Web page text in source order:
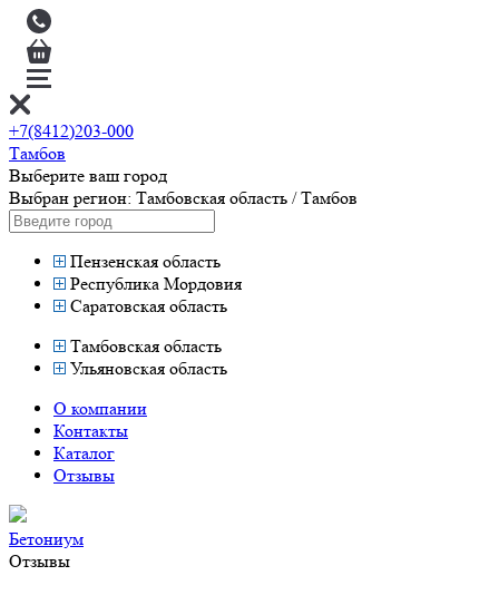
+7(8412)203-000
Тамбов
Выберите ваш город
Выбран регион: Тамбовская область /Тамбов
Пензенская область
Республика Мордовия
Саратовская область
Тамбовская область
Ульяновская область
О компании
Контакты
Каталог
Отзывы
Бетониум
Отзывы